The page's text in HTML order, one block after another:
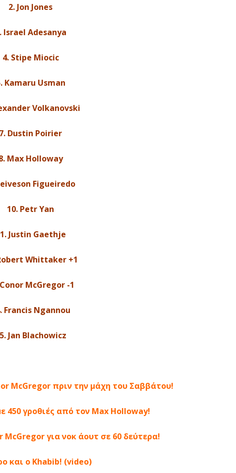
2. Jon Jones
Israel Adesanya
4. Stipe Miocic
Kamaru Usman
Volkanovski
7. Dustin Poirier
Max Holloway
Figueiredo
10. Petr Yan
Justin Gaethje
Whittaker +1
McGregor -1
Francis Ngannou
Jan Blachowicz
McGregor πριν την μάχη του Σαββάτου!
γροθιές από τον Max Holloway!
για νοκ άουτ σε 60 δεύτερα!
και ο Khabib! (video)